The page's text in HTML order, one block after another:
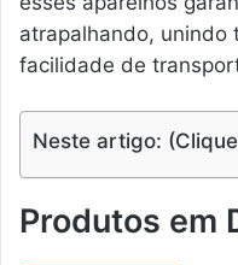
atrapalhando, unindo
facilidade de
Neste artigo:
Produtos em